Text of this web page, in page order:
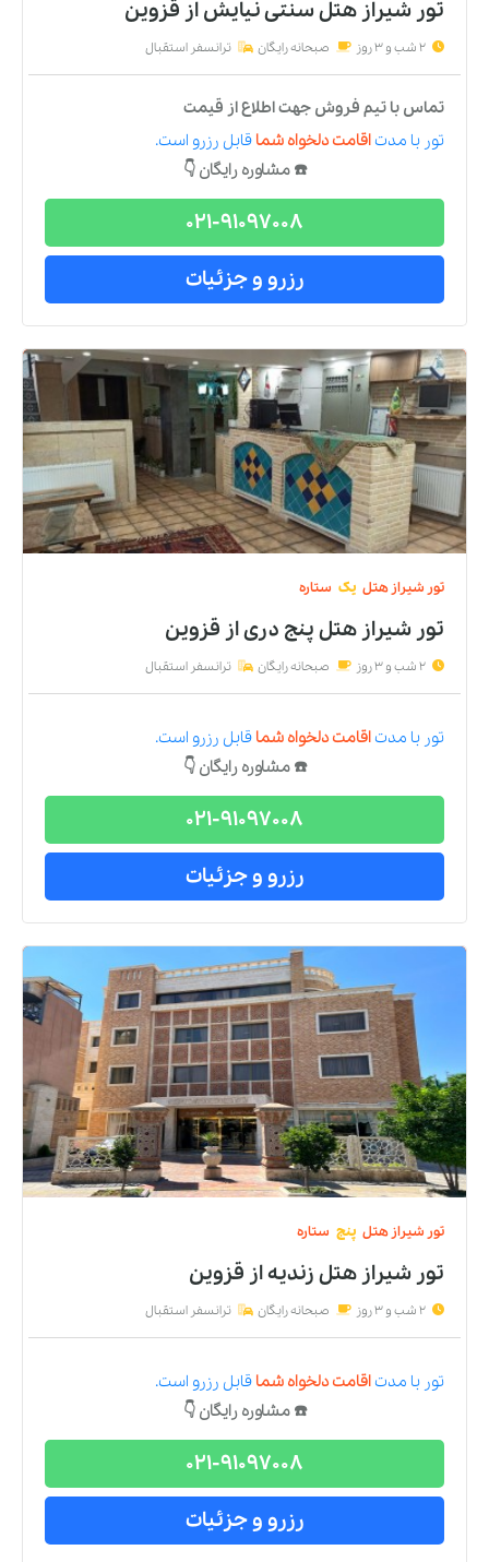
تور شیراز هتل سنتی نیایشاز قزوین
2 شب و 3 روز صبحانه رایگان ترانسفر استقبال
تماس با تیم فروش جهت اطلاع از قیمت
تور با مدتاقامت دلخواه شما قابل رزرو است.
☎️ مشاوره رایگان 👇
021-91097008
رزرو و جزئیات
تور شیراز هتل یک ستاره
تور شیراز هتل پنج دریاز قزوین
2 شب و 3 روز صبحانه رایگان ترانسفر استقبال
تور با مدتاقامت دلخواه شما قابل رزرو است.
☎️ مشاوره رایگان 👇
021-91097008
رزرو و جزئیات
تور شیراز هتل پنج ستاره
تور شیراز هتل زندیهاز قزوین
2 شب و 3 روز صبحانه رایگان ترانسفر استقبال
تور با مدتاقامت دلخواه شما قابل رزرو است.
☎️ مشاوره رایگان 👇
021-91097008
رزرو و جزئیات